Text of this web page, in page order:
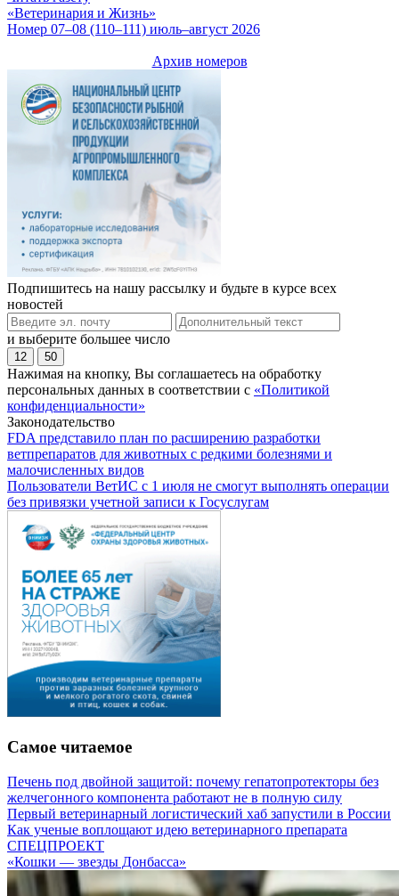
«Ветеринария и Жизнь»
Номер 07–08 (110–111) июль–август 2026
Архив номеров
Подпишитесь на нашу рассылку и будьте в курсе всех
новостей
и выберите большее число
12 50
Нажимая на кнопку, Вы соглашаетесь на обработку
персональных данных в соответствии с «Политикой
конфиденциальности»
Законодательство
FDA представило план по расширению разработки
ветпрепаратов для животных с редкими болезнями и
малочисленных видов
Пользователи ВетИС с 1 июля не смогут выполнять операции
без привязки учетной записи к Госуслугам
Самое читаемое
Печень под двойной защитой: почему гепатопротекторы без
желчегонного компонента работают не в полную силу
Первый ветеринарный логистический хаб запустили в России
Как ученые воплощают идею ветеринарного препарата
СПЕЦПРОЕКТ
«Кошки — звезды Донбасса»